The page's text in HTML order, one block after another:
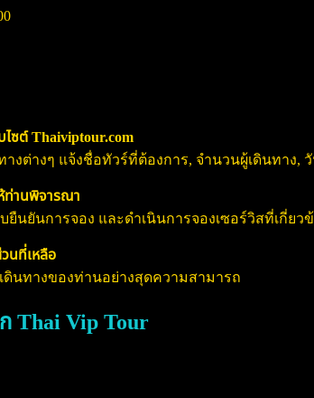
ไซต์ Thaiviptour.com
งต่างๆ แจ้งชื่อทัวร์ที่ต้องการ, จำนวนผู้เดินทาง,
ท่านพิจารณา
ยืนยันการจอง และดำเนินการจองเซอร์วิสที่เกี่ย
นที่เหลือ
นทางของท่านอย่างสุดความสามารถ
Thai Vip Tour